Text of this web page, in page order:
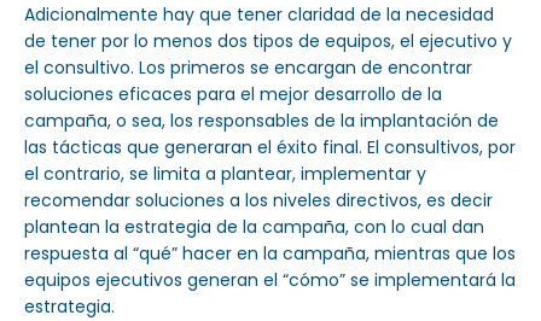
Adicionalmente hay que tener claridad de la necesidad
de tener por lo menos dos tipos de equipos, el ejecutivo y
el consultivo. Los primeros se encargan de encontrar
soluciones eficaces para el mejor desarrollo de la
campaña, o sea, los responsables de la implantación de
las tácticas que generaran el éxito final. El consultivos, por
el contrario, se limita a plantear, implementar y
recomendar soluciones a los niveles directivos, es decir
plantean la estrategia de la campaña, con lo cual dan
respuesta al “qué” hacer en la campaña, mientras que los
equipos ejecutivos generan el “cómo” se implementará la
estrategia.